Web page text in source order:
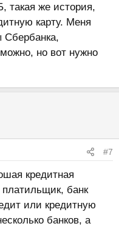
такая же история,
карту. Меня
Сбербанка,
но вот нужно
#7
кредитная
банк
или кредитную
банков, а